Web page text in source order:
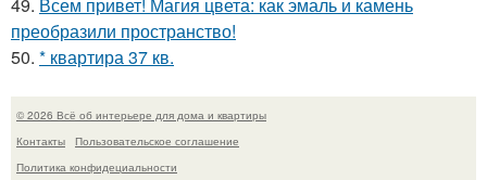
преобразили пространство!
50. * квартира 37 кв.
© 2026 Всё об интерьере для дома и квартиры
Контакты
Пользовательское соглашение
Политика конфидециальности